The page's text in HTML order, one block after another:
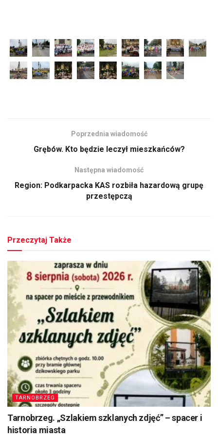
Poprzednia wiadomość
Grębów. Kto będzie leczył mieszkańców?
Następna wiadomość
Region: Podkarpacka KAS rozbiła hazardową grupę
przestępczą
Przeczytaj Także
TARNOBRZEG
Tarnobrzeg. „Szlakiem szklanych zdjęć” – spacer i
historia miasta